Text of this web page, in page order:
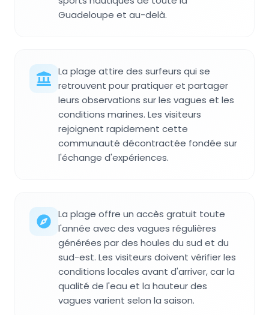
Guadeloupe et au-delà.
La plage attire des surfeurs qui se
retrouvent pour pratiquer et partager
leurs observations sur les vagues et les
conditions marines. Les visiteurs
rejoignent rapidement cette
communauté décontractée fondée sur
l'échange d'expériences.
La plage offre un accès gratuit toute
l'année avec des vagues régulières
générées par des houles du sud et du
sud-est. Les visiteurs doivent vérifier les
conditions locales avant d'arriver, car la
qualité de l'eau et la hauteur des
vagues varient selon la saison.